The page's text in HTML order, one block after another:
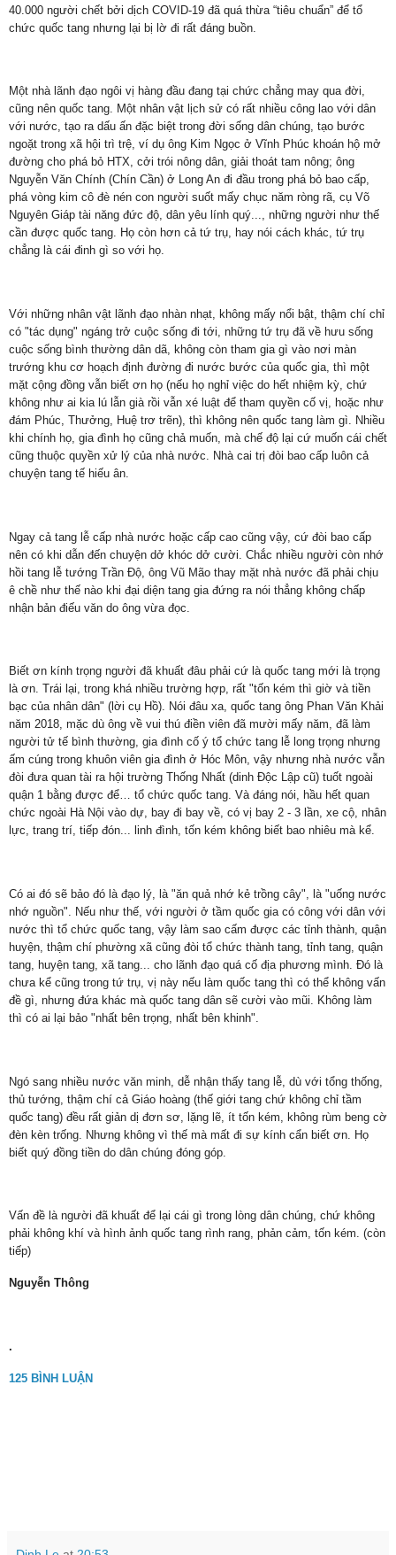
40.000 người chết bởi dịch COVID-19 đã quá thừa “tiêu chuẩn” để tổ
chức quốc tang nhưng lại bị lờ đi rất đáng buồn.
Một nhà lãnh đạo ngôi vị hàng đầu đang tại chức chẳng may qua đời,
cũng nên quốc tang. Một nhân vật lịch sử có rất nhiều công lao với dân
với nước, tạo ra dấu ấn đặc biệt trong đời sống dân chúng, tạo bước
ngoặt trong xã hội trì trệ, ví dụ ông Kim Ngọc ở Vĩnh Phúc khoán hộ mở
đường cho phá bỏ HTX, cởi trói nông dân, giải thoát tam nông; ông
Nguyễn Văn Chính (Chín Cần) ở Long An đi đầu trong phá bỏ bao cấp,
phá vòng kim cô đè nén con người suốt mấy chục năm ròng rã, cụ Võ
Nguyên Giáp tài năng đức độ, dân yêu lính quý..., những người như thế
cần được quốc tang. Họ còn hơn cả tứ trụ, hay nói cách khác, tứ trụ
chẳng là cái đinh gì so với họ.
Với những nhân vật lãnh đạo nhàn nhạt, không mấy nổi bật, thậm chí chỉ
có "tác dụng" ngáng trở cuộc sống đi tới, những tứ trụ đã về hưu sống
cuộc sống bình thường dân dã, không còn tham gia gì vào nơi màn
trướng khu cơ hoạch định đường đi nước bước của quốc gia, thì một
mặt cộng đồng vẫn biết ơn họ (nếu họ nghỉ việc do hết nhiệm kỳ, chứ
không như ai kia lú lẫn già rồi vẫn xé luật để tham quyền cố vị, hoặc như
đám Phúc, Thưởng, Huệ trơ trẽn), thì không nên quốc tang làm gì. Nhiều
khi chính họ, gia đình họ cũng chả muốn, mà chế độ lại cứ muốn cái chết
cũng thuộc quyền xử lý của nhà nước. Nhà cai trị đòi bao cấp luôn cả
chuyện tang tế hiếu ân.
Ngay cả tang lễ cấp nhà nước hoặc cấp cao cũng vậy, cứ đòi bao cấp
nên có khi dẫn đến chuyện dở khóc dở cười. Chắc nhiều người còn nhớ
hồi tang lễ tướng Trần Độ, ông Vũ Mão thay mặt nhà nước đã phải chịu
ê chề như thế nào khi đại diện tang gia đứng ra nói thẳng không chấp
nhận bản điếu văn do ông vừa đọc.
Biết ơn kính trọng người đã khuất đâu phải cứ là quốc tang mới là trọng
là ơn. Trái lại, trong khá nhiều trường hợp, rất "tốn kém thì giờ và tiền
bạc của nhân dân" (lời cụ Hồ). Nói đâu xa, quốc tang ông Phan Văn Khải
năm 2018, mặc dù ông về vui thú điền viên đã mười mấy năm, đã làm
người tử tế bình thường, gia đình cố ý tổ chức tang lễ long trọng nhưng
ấm cúng trong khuôn viên gia đình ở Hóc Môn, vậy nhưng nhà nước vẫn
đòi đưa quan tài ra hội trường Thống Nhất (dinh Độc Lập cũ) tuốt ngoài
quận 1 bằng được để… tổ chức quốc tang. Và đáng nói, hầu hết quan
chức ngoài Hà Nội vào dự, bay đi bay về, có vị bay 2 - 3 lần, xe cộ, nhân
lực, trang trí, tiếp đón... linh đình, tốn kém không biết bao nhiêu mà kể.
Có ai đó sẽ bảo đó là đạo lý, là "ăn quả nhớ kẻ trồng cây", là "uống nước
nhớ nguồn". Nếu như thế, với người ở tầm quốc gia có công với dân với
nước thì tổ chức quốc tang, vậy làm sao cấm được các tỉnh thành, quận
huyện, thậm chí phường xã cũng đòi tổ chức thành tang, tỉnh tang, quận
tang, huyện tang, xã tang... cho lãnh đạo quá cố địa phương mình. Đó là
chưa kể cũng trong tứ trụ, vị này nếu làm quốc tang thì có thể không vấn
đề gì, nhưng đứa khác mà quốc tang dân sẽ cười vào mũi. Không làm
thì có ai lại bảo "nhất bên trọng, nhất bên khinh".
Ngó sang nhiều nước văn minh, dễ nhận thấy tang lễ, dù với tổng thống,
thủ tướng, thậm chí cả Giáo hoàng (thế giới tang chứ không chỉ tầm
quốc tang) đều rất giản dị đơn sơ, lặng lẽ, ít tốn kém, không rùm beng cờ
đèn kèn trống. Nhưng không vì thế mà mất đi sự kính cẩn biết ơn. Họ
biết quý đồng tiền do dân chúng đóng góp.
Vấn đề là người đã khuất để lại cái gì trong lòng dân chúng, chứ không
phải không khí và hình ảnh quốc tang rình rang, phản cảm, tốn kém. (còn
tiếp)
Nguyễn Thông
.
125 BÌNH LUẬN